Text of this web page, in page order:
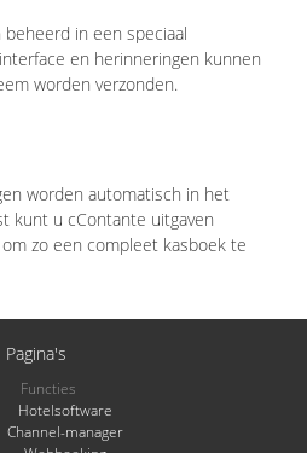
in een speciaal
en herinneringen kunnen
worden verzonden.
worden automatisch in het
kunt u cContante uitgaven
zo een compleet kasboek te
Pagina's
Functies
Hotelsoftware
Channel-manager